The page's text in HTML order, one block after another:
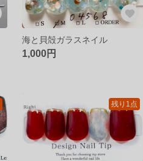
海と貝殻ガラスネイル
1,000円
残り1点